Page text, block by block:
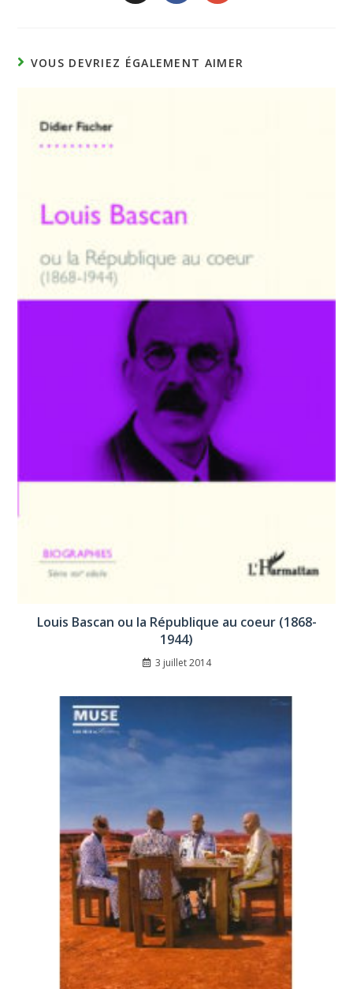
VOUS DEVRIEZ ÉGALEMENT AIMER
Louis Bascan ou la République au coeur (1868-
1944)
3 juillet 2014